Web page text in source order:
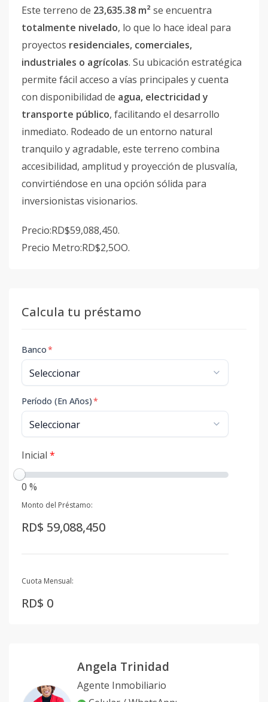
Este terreno de 23,635.38 m²se encuentra
totalmente nivelado, lo que lo hace ideal para
proyectos residenciales, comerciales,
industriales o agrícolas. Su ubicación estratégica
permite fácil acceso a vías principales y cuenta
con disponibilidad de agua, electricidad y
transporte público, facilitando el desarrollo
inmediato. Rodeado de un entorno natural
tranquilo y agradable, este terreno combina
accesibilidad, amplitud y proyección de plusvalía,
convirtiéndose en una opción sólida para
inversionistas visionarios.
Precio:RD$59,088,450.
Precio Metro:RD$2,5OO.
Calcula tu préstamo
Banco*
Período (En Años)*
Inicial *
0 %
Monto del Préstamo:
RD$ 59,088,450
Cuota Mensual:
RD$ 0
Angela Trinidad
Agente Inmobiliario